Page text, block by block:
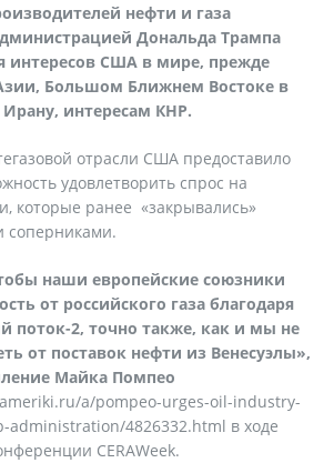
нефти и газа
Дональда Трампа
интересов США в мире, прежде
Большом Ближнем Востоке в
интересам КНР.
отрасли США предоставило
удовлетворить спрос на
которые ранее «закрывались»
соперниками.
наши европейские союзники
от российского газа благодаря
поток-2, точно также, как и мы не
от поставок нефти из Венесуэлы»,
Майка Помпео
a/pompeo-urges-oil-industry-
4826332.html в ходе
CERAWeek.